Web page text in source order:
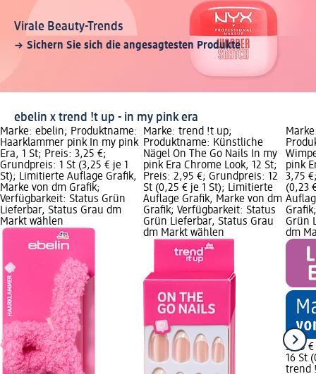
Virale Beauty-Trends
Sichern Sie sich die angesagtesten Produkte
ebelin x trend !t up - in my pink era
Marke: ebelin; Produktname:
Haarklammer pink In my pink
Era, 1 St; Preis: 3,25 €;
Grundpreis: 1 St (3,25 € je 1
St); Limitierte Auflage Grafik,
Marke von dm Grafik;
Verfügbarkeit: Status Grün
Lieferbar, Status Grau dm
Markt wählen
Marke: trend !t up;
Produktname: Künstliche
Nägel On The Go Nails In my
pink Era Chrome Look, 12 St;
Preis: 2,95 €; Grundpreis: 12
St (0,25 € je 1 St); Limitierte
Auflage Grafik, Marke von dm
Grafik; Verfügbarkeit: Status
Grün Lieferbar, Status Grau
dm Markt wählen
pink
3,75
(0,23
Grün
dm
3,75 €
16 St
trend